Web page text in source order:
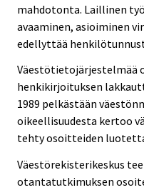
mahdotonta. Laillinen
avaaminen, asioiminen
edellyttää
Väestötietojärjestelmää
henkikirjoituksen
1989 pelkästään
oikeellisuudesta kertoo
tehty osoitteiden
Väestörekisterikeskus
otantatutkimuksen